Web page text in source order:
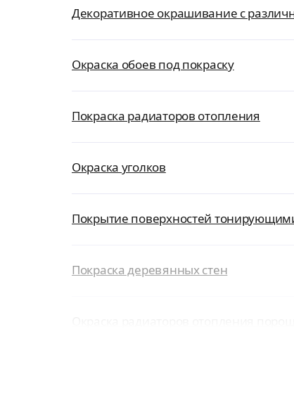
Декоративное окрашивание с
Окраска обоев под покраску
Покраска радиаторов отопления
Окраска уголков
Покрытие поверхностей
Покраска деревянных стен